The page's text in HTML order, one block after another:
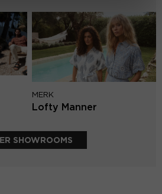
MERK
Lofty Manner
SHOWROOMS